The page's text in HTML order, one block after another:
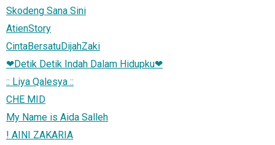
Skodeng Sana Sini
AtienStory
CintaBersatuDijahZaki
❤Detik Detik Indah Dalam Hidupku❤
:: Liya Qalesya ::
CHE MID
My Name is Aida Salleh
! AINI ZAKARIA